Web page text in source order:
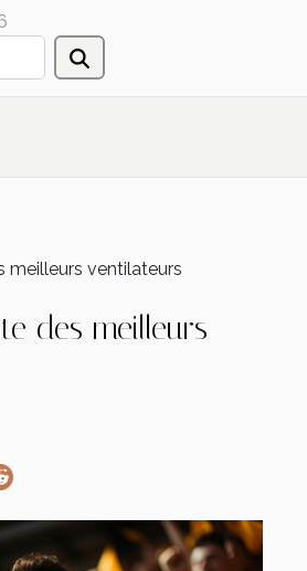
meilleurs ventilateurs
des meilleurs